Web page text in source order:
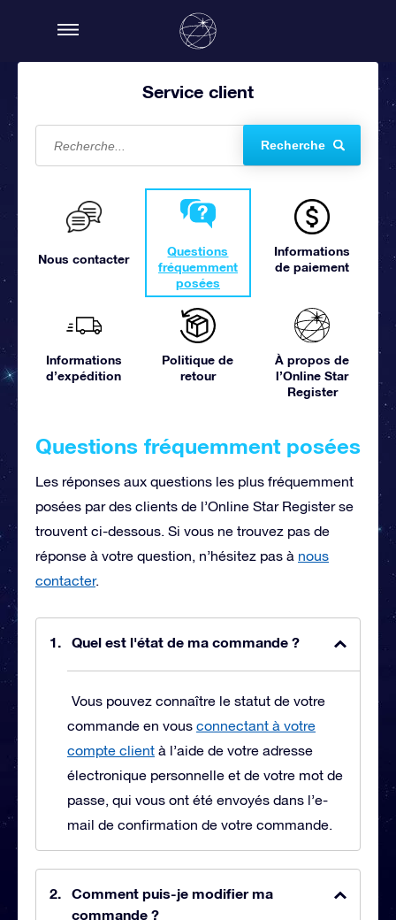
Service client
Recherche
Nous contacter
Questions
fréquemment
posées
Informations
de paiement
Informations
d’expédition
Politique de
retour
À propos de
l’Online Star
Register
Questions fréquemment posées
Les réponses aux questions les plus fréquemment
posées par des clients de l’Online Star Register se
trouvent ci-dessous. Si vous ne trouvez pas de
réponse à votre question, n’hésitez pas à nous
contacter.
Quel est l'état de ma commande ?
Vous pouvez connaître le statut de votre
commande en vous connectant à votre
compte client à l’aide de votre adresse
électronique personnelle et de votre mot de
passe, qui vous ont été envoyés dans l’e-
mail de confirmation de votre commande.
Comment puis-je modifier ma
commande ?